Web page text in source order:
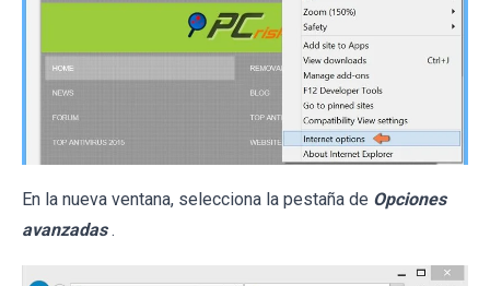
En la nueva ventana, selecciona la pestaña de Opciones
avanzadas .